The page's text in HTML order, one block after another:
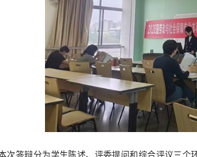
次答辩分为学生陈述、评委提问和综合评议三